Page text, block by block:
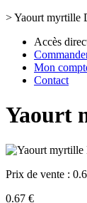
>Yaourt myrtille
Accès
Mon
Contact
Yaourt
Prix de vente :
0.67 €